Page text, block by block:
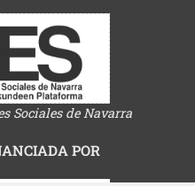
Sociales de Navarra
POR